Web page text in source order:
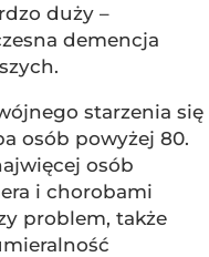
duży –
demencja
starzenia się
osób powyżej 80.
osób
i chorobami
problem, także